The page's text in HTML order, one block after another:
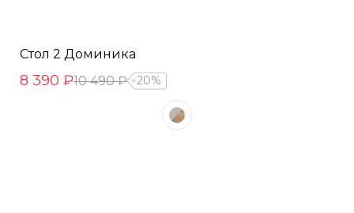
Стол 2 Доминика
8 390 ₽10 490 ₽ 20%